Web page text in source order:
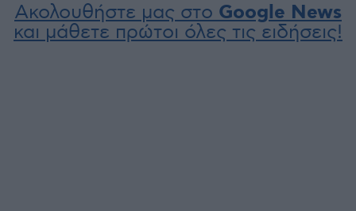
Ακολουθήστε μας στο Google News
και μάθετε πρώτοι όλες τις ειδήσεις!